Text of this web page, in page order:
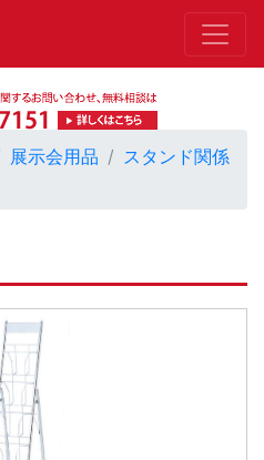
展示会用品
スタンド関係